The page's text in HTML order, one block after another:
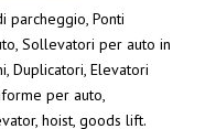
parcheggio, Ponti
Sollevatori per auto in
Duplicatori, Elevatori
per auto,
hoist, goods lift.